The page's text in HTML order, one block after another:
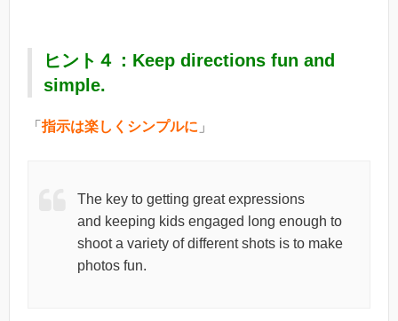
ヒント４：Keep directions fun and
simple.
「指示は楽しくシンプルに 」
The key to getting great expressions
and keeping kids engaged long enough to
shoot a variety of different shots is to make
photos fun.